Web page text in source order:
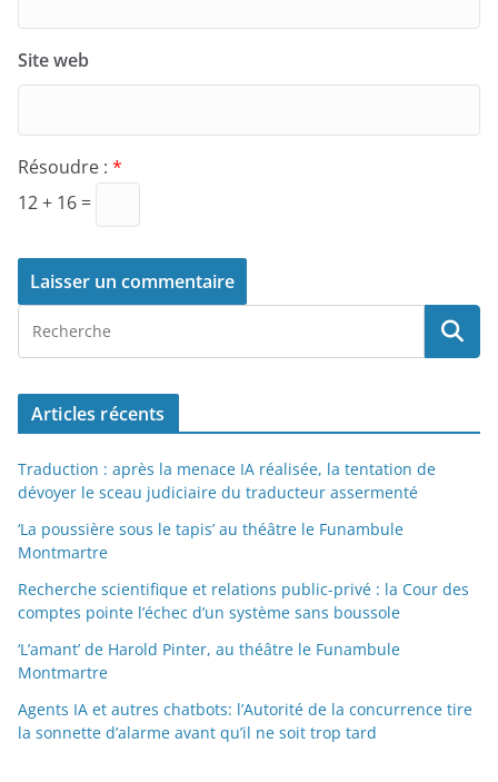
Site web
Résoudre : *
12 + 16 =
Articles récents
Traduction : après la menace IA réalisée, la tentation de
dévoyer le sceau judiciaire du traducteur assermenté
‘La poussière sous le tapis’ au théâtre le Funambule
Montmartre
Recherche scientifique et relations public-privé : la Cour des
comptes pointe l’échec d’un système sans boussole
‘L’amant’ de Harold Pinter, au théâtre le Funambule
Montmartre
Agents IA et autres chatbots: l’Autorité de la concurrence tire
la sonnette d’alarme avant qu’il ne soit trop tard